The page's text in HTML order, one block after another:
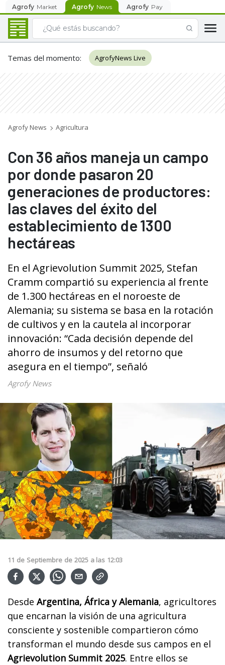
Agrofy Market Agrofy News Agrofy Pay
Temas del momento: AgrofyNews Live
Agrofy News Agricultura
Con 36 años maneja un campo
por donde pasaron 20
generaciones de productores:
las claves del éxito del
establecimiento de 1300
hectáreas
En el Agrievolution Summit 2025, Stefan
Cramm compartió su experiencia al frente
de 1.300 hectáreas en el noroeste de
Alemania; su sistema se basa en la rotación
de cultivos y en la cautela al incorporar
innovación: “Cada decisión depende del
ahorro de insumos y del retorno que
asegura en el tiempo”, señaló
Agrofy News
11 de Septiembre de 2025 a las 12:03
Desde Argentina, África y Alemania, agricultores
que encarnan la visión de una agricultura
consciente y sostenible compartieron cómo
transforman el mundo desde sus campos en el
Agrievolution Summit 2025. Entre ellos se